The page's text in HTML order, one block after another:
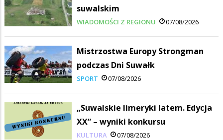
suwalskim
WIADOMOŚCI Z REGIONU 07/08/2026
Mistrzostwa Europy Strongman
podczas Dni Suwałk
SPORT 07/08/2026
„Suwalskie limeryki latem. Edycja
XX” – wyniki konkursu
KULTURA 07/08/2026